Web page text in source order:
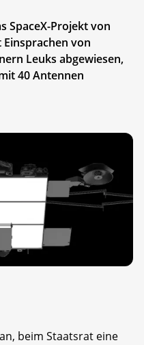
SpaceX-Projekt von
Einsprachen von
Leuks abgewiesen,
40 Antennen
beim Staatsrat eine